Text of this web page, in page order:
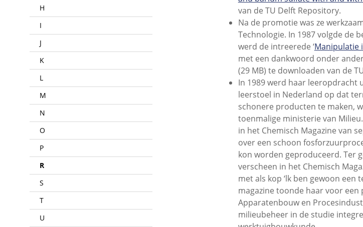
van de TU Delft Repository.
Na de promotie was ze
Technologie. In 1987 volgde de
werd de intreerede ‘Manipulatie
met een dankwoord onder
(29 MB) te downloaden van de
In 1989 werd haar leeropdracht
leerstoel in Nederland op dat
schonere producten te maken,
toenmalige ministerie van
in het Chemisch Magazine van
over een schoon
kon worden geproduceerd. Ter
verscheen in het Chemisch
met als kop ‘lk ben gewoon een
magazine toonde haar voor
Apparatenbouw en
milieubeheer in de studie
H
I
J
K
L
M
N
O
P
R
S
T
U